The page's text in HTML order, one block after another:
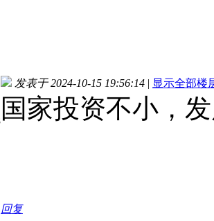
发表于 2024-10-15 19:56:14 | 显示全部楼
国家投资不小，
回复